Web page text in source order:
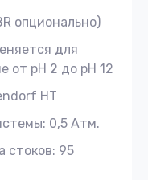
опционально)
для
от pH 2 до pH 12
HT
0,5 Атм.
стоков: 95